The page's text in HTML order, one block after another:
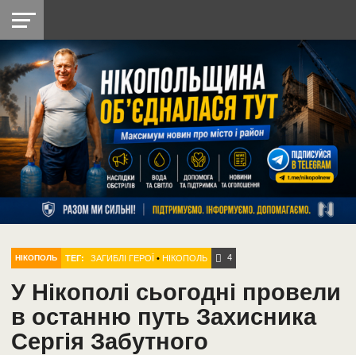
НІКОПОЛЬ
РАЙОН
СІЧЕСЛАВСЬКА
УКРАЇНА
РЕТРО
НІКОПОЛЬ
ЛАЙТ
УКРАЇНА
ДОПОМОГА
РАДІО
НІКОПОЛЬ ТЕГ: ЗАГИБЛІ ГЕРОЇ •НІКОПОЛЬ 4
У Нікополі сьогодні провели
в останню путь Захисника
Сергія Забутного